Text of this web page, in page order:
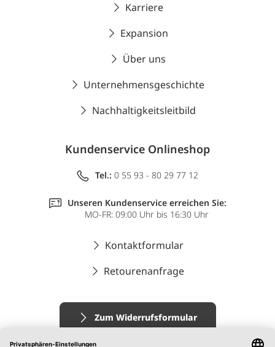
Karriere
Expansion
Über uns
Unternehmensgeschichte
Nachhaltigkeitsleitbild
Kundenservice Onlineshop
Tel.: 0 55 93 - 80 29 77 12
Unseren Kundenservice erreichen Sie:
MO-FR: 09:00 Uhr bis 16:30 Uhr
Kontaktformular
Retourenanfrage
Zum Widerrufsformular